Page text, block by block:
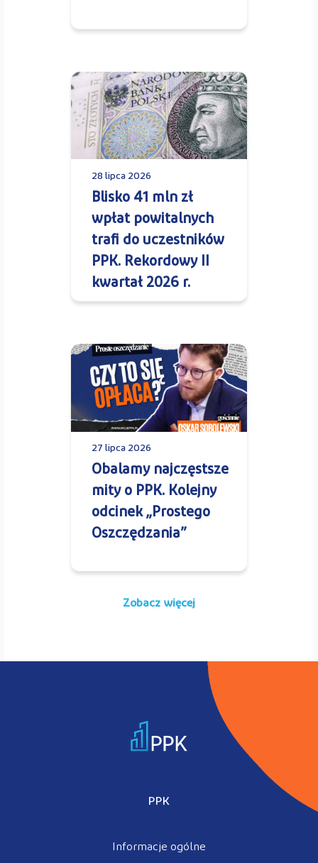
28 lipca 2026
Blisko 41 mln zł
wpłat powitalnych
trafi do uczestników
PPK. Rekordowy II
kwartał 2026 r.
27 lipca 2026
Obalamy najczęstsze
mity o PPK. Kolejny
odcinek „Prostego
Oszczędzania”
Zobacz więcej
PPK
Informacje ogólne